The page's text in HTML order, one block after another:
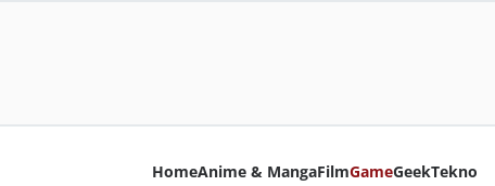
HomeAnime & MangaFilmGameGeekTekno